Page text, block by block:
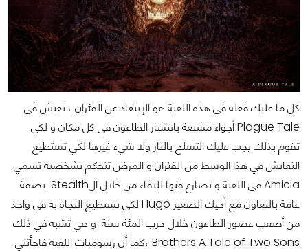
كل ما عليك فعله في هذه اللعبة هو الإبتعاد عن الفئران ، تعيش في
Plague Tale أجواء مشبعة بانتشار الطاعون في كل مكان و لكي
تقوم بذلك يجب عليك التسلح بالنار ولا شيء غيرها لكي تستطيع
التعايش في هذا الوسط من الفئران و المرضتتحكم بشخصية تسمي
Amicia في اللعبة و تصارع فيها للبقاء من خلال الStealth بصفة
عامة بالتعاون مع أخيك الصغير Hugo لكي تستطيع النجاة به في واحد
من أصعب عصور الطاعون خلال حرب المئة سنة و هي تشبه في ذلك
Brothers A Tale of Two Sons ،كما أن رسوميات اللعبة فاجأتني